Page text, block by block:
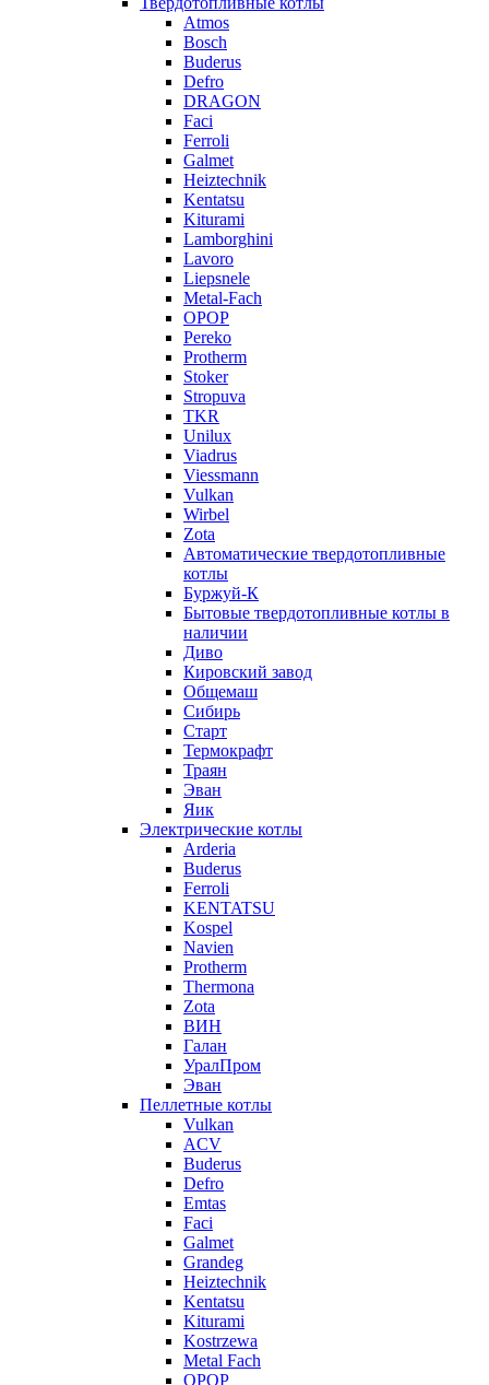
Atmos
Bosch
Buderus
Defro
DRAGON
Faci
Ferroli
Galmet
Heiztechnik
Kentatsu
Kiturami
Lamborghini
Lavoro
Liepsnele
Metal-Fach
OPOP
Pereko
Protherm
Stoker
Stropuva
TKR
Unilux
Viadrus
Viessmann
Vulkan
Wirbel
Zota
Автоматические твердотопливные
котлы
Буржуй-К
Бытовые твердотопливные котлы в
наличии
Диво
Кировский завод
Общемаш
Сибирь
Старт
Термокрафт
Траян
Эван
Яик
Электрические котлы
Arderia
Buderus
Ferroli
KENTATSU
Kospel
Navien
Protherm
Thermona
Zota
ВИН
Галан
УралПром
Эван
Пеллетные котлы
Vulkan
ACV
Buderus
Defro
Emtas
Faci
Galmet
Grandeg
Heiztechnik
Kentatsu
Kiturami
Kostrzewa
Metal Fach
OPOP